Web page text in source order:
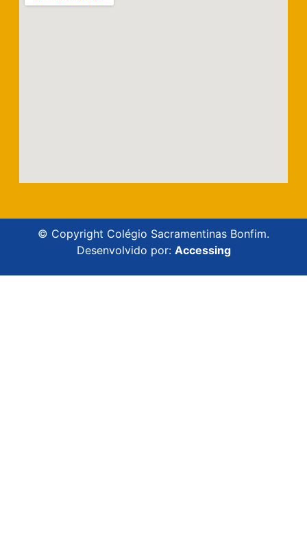
© Copyright Colégio Sacramentinas Bonfim.
Desenvolvido por: Accessing